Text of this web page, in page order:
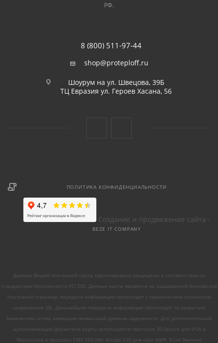
РФ.
8 (800) 511-97-44
shop@proteploff.ru
Шоурум на ул. Швецова, 39Б
ТЦ Евразия ул. Героев Хасана, 56
ПОЛИТИКА КОНФИДЕНЦИАЛЬНОСТИ
Создание и продвижение сайта -
BEZE IT COMPANY
Данные Вашей платежной карты гарантировано защищены в соответствии со
стандартами безопасности PCI DSS. Данные карты вводятся на защищенной банковской
платежной странице, передача информации происходит с применением технологии
шифрования SSL. Дальнейшая передача информации происходит по закрытым
банковским сетям, имеющим наивысший уровень надежности. Для дополнительной
аутентификации Держателя карты используется протокол 3D-Secure для VISA и
Mastercard и протокол EMV 3DS (Mir Accept 2.0) для карт МИР. Если Эмитент